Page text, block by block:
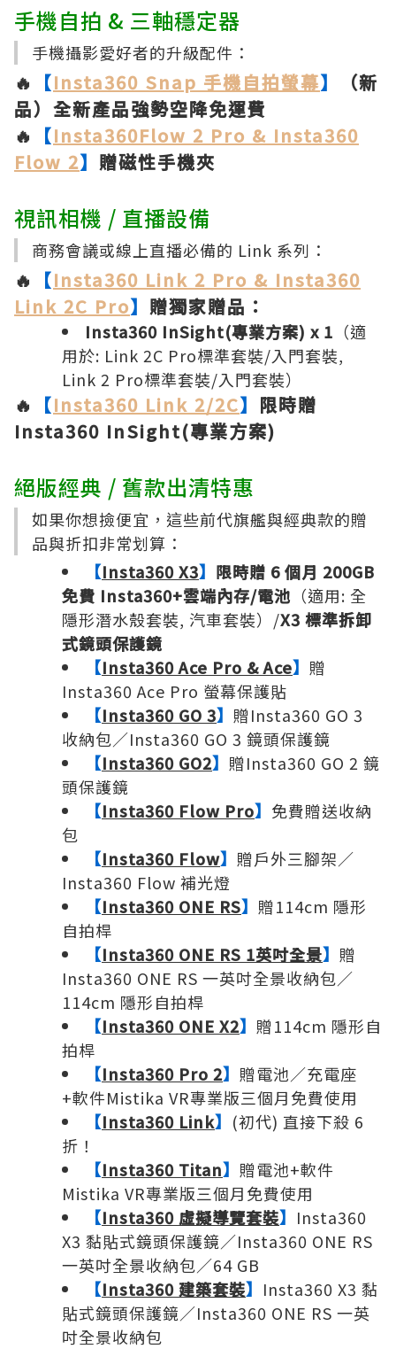
手機自拍 & 三軸穩定器
手機攝影愛好者的升級配件：
🔥 【Insta360 Snap 手機自拍螢幕】
（新
品）全新產品強勢空降免運費
🔥
【Insta360Flow 2 Pro & Insta360
Flow 2】 贈磁性手機夾
視訊相機 / 直播設備
商務會議或線上直播必備的 Link 系列：
🔥 【Insta360 Link 2 Pro & Insta360
Link 2C Pro】 贈獨家贈品：
Insta360 InSight(專業方案) x 1 （適
用於: Link 2C Pro標準套裝/入門套裝,
Link 2 Pro標準套裝/入門套裝）
🔥 【Insta360 Link 2/2C】 限時贈
Insta360 InSight(專業方案)
絕版經典 / 舊款出清特惠
如果你想撿便宜，這些前代旗艦與經典款的贈
品與折扣非常划算：
【Insta360 X3】 限時贈 6 個月 200GB
免費 Insta360+雲端內存/電池 （適用: 全
隱形潛水殼套裝, 汽車套裝）/X3 標準拆卸
式鏡頭保護鏡
【Insta360 Ace Pro & Ace】 贈
Insta360 Ace Pro 螢幕保護貼
【Insta360 GO 3】 贈Insta360 GO 3
收納包／Insta360 GO 3 鏡頭保護鏡
【Insta360 GO2】 贈Insta360 GO 2 鏡
頭保護鏡
【Insta360 Flow Pro】 免費贈送收納
包
【Insta360 Flow】 贈戶外三腳架／
Insta360 Flow 補光燈
【Insta360 ONE RS】 贈114cm 隱形
自拍桿
【Insta360 ONE RS 1英吋全景】 贈
Insta360 ONE RS 一英吋全景收納包／
114cm 隱形自拍桿
【Insta360 ONE X2】 贈114cm 隱形自
拍桿
【Insta360 Pro 2】 贈電池／充電座
+軟件Mistika VR專業版三個月免費使用
【Insta360 Link】 (初代) 直接下殺 6
折！
【Insta360 Titan】 贈電池+軟件
Mistika VR專業版三個月免費使用
【Insta360 虛擬導覽套裝】 Insta360
X3 黏貼式鏡頭保護鏡／Insta360 ONE RS
一英吋全景收納包／64 GB
【Insta360 建築套裝】 Insta360 X3 黏
貼式鏡頭保護鏡／Insta360 ONE RS 一英
吋全景收納包